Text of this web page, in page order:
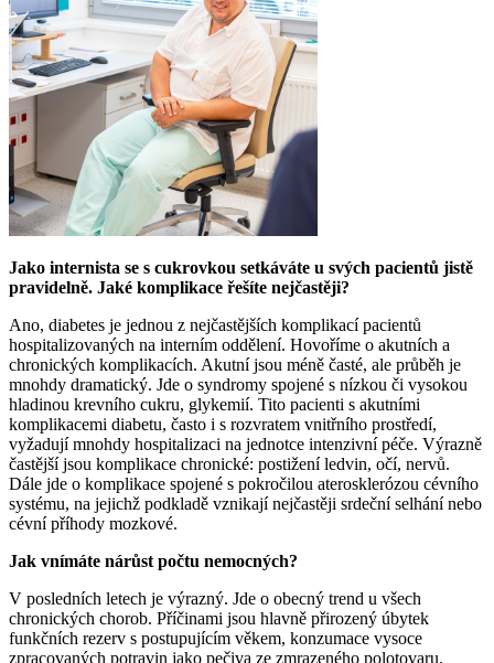
Jako internista se s cukrovkou setkáváte u svých pacientů jistě
pravidelně. Jaké komplikace řešíte nejčastěji?
Ano, diabetes je jednou z nejčastějších komplikací pacientů
hospitalizovaných na interním oddělení. Hovoříme o akutních a
chronických komplikacích. Akutní jsou méně časté, ale průběh je
mnohdy dramatický. Jde o syndromy spojené s nízkou či vysokou
hladinou krevního cukru, glykemií. Tito pacienti s akutními
komplikacemi diabetu, často i s rozvratem vnitřního prostředí,
vyžadují mnohdy hospitalizaci na jednotce intenzivní péče. Výrazně
častější jsou komplikace chronické: postižení ledvin, očí, nervů.
Dále jde o komplikace spojené s pokročilou aterosklerózou cévního
systému, na jejichž podkladě vznikají nejčastěji srdeční selhání nebo
cévní příhody mozkové.
Jak vnímáte nárůst počtu nemocných?
V posledních letech je výrazný. Jde o obecný trend u všech
chronických chorob. Příčinami jsou hlavně přirozený úbytek
funkčních rezerv s postupujícím věkem, konzumace vysoce
zpracovaných potravin jako pečiva ze zmrazeného polotovaru,